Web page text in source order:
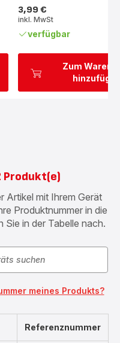
Zum
Preis
3,99 €
inkl. MwSt
verfügbar
Artikel mit Ihrem Gerät
Produktnummer in die
Sie in der Tabelle nach.
meines Produkts?
Referenznummer